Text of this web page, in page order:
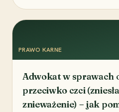
PRAWO KARNE
Adwokat w sprawach
przeciwko czci
znieważenie) – jak